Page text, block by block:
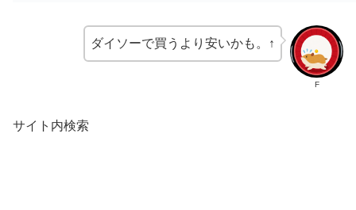
F
ダイソーで買うより安いかも。↑
サイト内検索